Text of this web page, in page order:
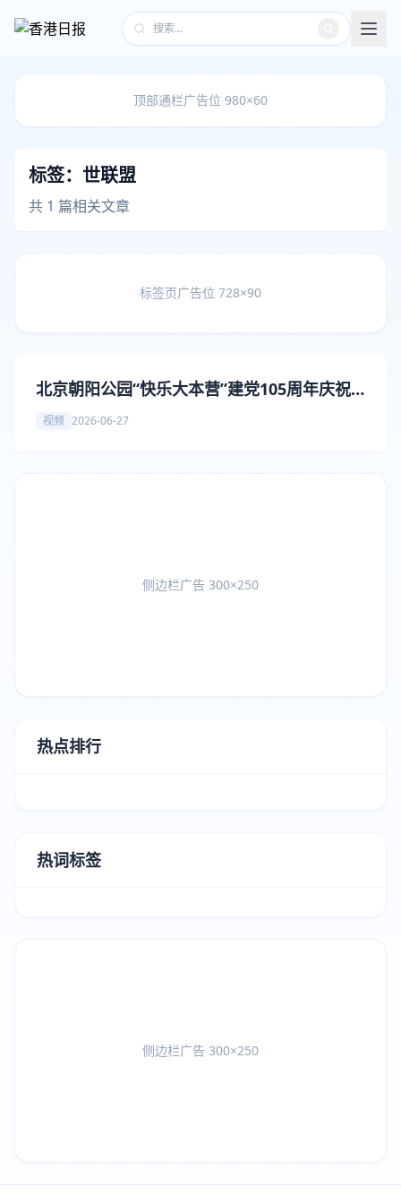
顶部通栏广告位 980×60
标签： 世联盟
共 1 篇相关文章
标签页广告位 728×90
北京朝阳公园“快乐大本营”建党105周年庆祝
活动圆满落幕
视频 2026-06-27
侧边栏广告 300×250
热点排行
热词标签
侧边栏广告 300×250